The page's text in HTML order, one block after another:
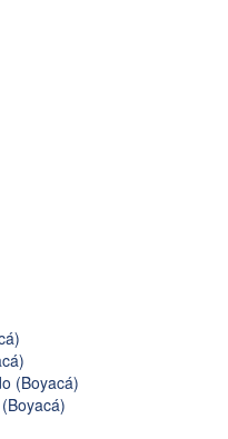
(Boyacá)